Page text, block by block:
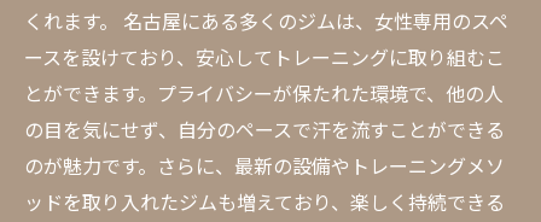
くれます。 名古屋にある多くのジムは、女性専用のスペ
ースを設けており、安心してトレーニングに取り組むこ
とができます。プライバシーが保たれた環境で、他の人
の目を気にせず、自分のペースで汗を流すことができる
のが魅力です。さらに、最新の設備やトレーニングメソ
ッドを取り入れたジムも増えており、楽しく持続できる